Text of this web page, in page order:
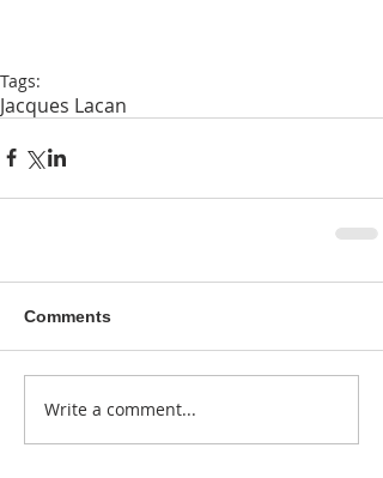
Tags:
Jacques Lacan
Comments
Write a comment...